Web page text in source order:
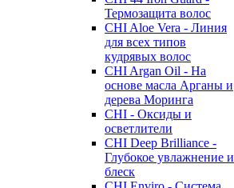
Термозащита волос
CHI Aloe Vera - Линия
для всех типов
кудрявых волос
CHI Argan Oil - На
основе масла Арганы и
дерева Моринга
CHI - Оксиды и
осветлители
CHI Deep Brilliance -
Глубокое увлажнение и
блеск